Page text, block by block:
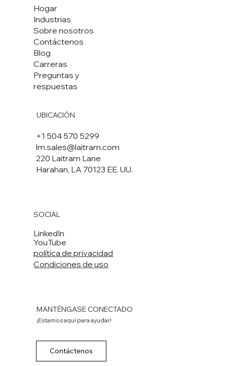
Hogar
Industrias
Sobre nosotros
Contáctenos
Blog
Carreras
Preguntas y
respuestas
UBICACIÓN
+1 504 570 5299
lm.sales@laitram.com
220 Laitram Lane
Harahan, LA 70123 EE. UU.
SOCIAL
LinkedIn
YouTube
política de privacidad
Condiciones de uso
MANTÉNGASE CONECTADO
¡Estamos aquí para ayudar!
Contáctenos